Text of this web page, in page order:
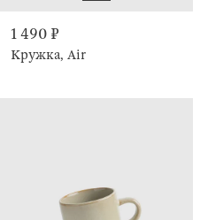
1 490 ₽
Кружка, Air